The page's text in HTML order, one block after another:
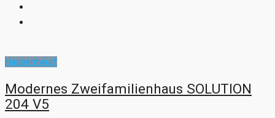
Hausentwurf
Modernes Zweifamilienhaus SOLUTION
204 V5